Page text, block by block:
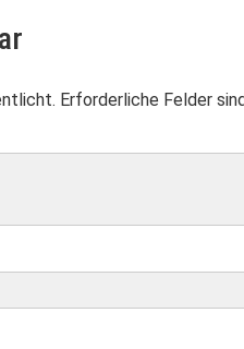
Erforderliche Felder